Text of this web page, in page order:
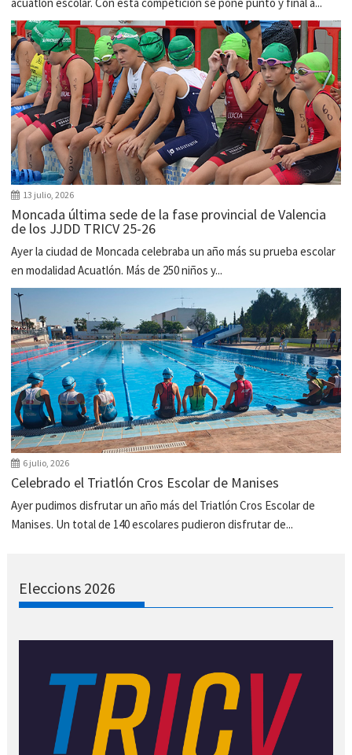
13 julio, 2026
Moncada última sede de la fase provincial de Valencia
de los JJDD TRICV 25-26
Ayer la ciudad de Moncada celebraba un año más su prueba escolar
en modalidad Acuatlón. Más de 250 niños y...
6 julio, 2026
Celebrado el Triatlón Cros Escolar de Manises
Ayer pudimos disfrutar un año más del Triatlón Cros Escolar de
Manises. Un total de 140 escolares pudieron disfrutar de...
Eleccions 2026